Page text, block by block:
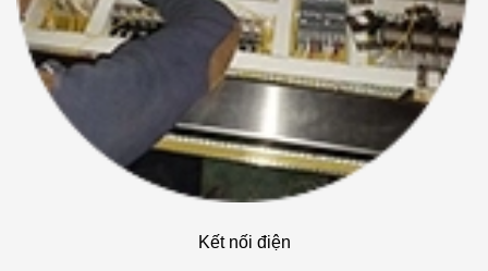
Kết nối điện